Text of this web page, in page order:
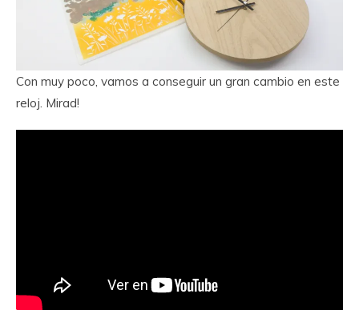
Con muy poco, vamos a conseguir un gran cambio en este
reloj. Mirad!